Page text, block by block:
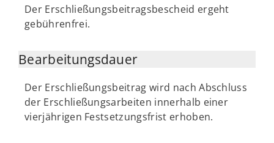
Der Erschließungsbeitragsbescheid ergeht
gebührenfrei.
Bearbeitungsdauer
Der Erschließungsbeitrag wird nach Abschluss
der Erschließungsarbeiten innerhalb einer
vierjährigen Festsetzungsfrist erhoben.